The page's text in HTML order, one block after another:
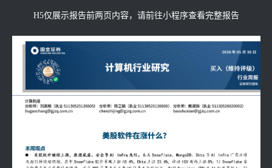
H5仅展示报告前两页内容，请前往小程序查看完整报告